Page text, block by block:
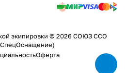
экипировки © 2026 СОЮЗ ССО
Оферта